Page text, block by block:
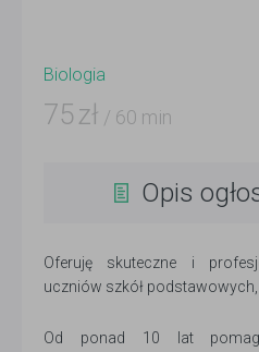
Biologia
75 zł / 60 min
Opis
Oferuję skuteczne i
uczniów szkół
Od ponad 10 lat